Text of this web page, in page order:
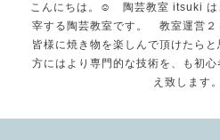
こんにちは。☺️ 陶芸教室 itsuki は
宰する陶芸教室です。 教室運営２
皆様に焼き物を楽しんで頂けたら
方にはより専門的な技術を、も初
え致しま